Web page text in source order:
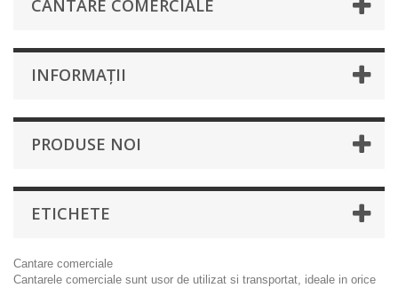
CANTARE COMERCIALE
INFORMAŢII
PRODUSE NOI
ETICHETE
Cantare comerciale
Cantarele comerciale sunt usor de utilizat si transportat, ideale in orice